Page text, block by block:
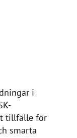
i
tillfälle för
smarta